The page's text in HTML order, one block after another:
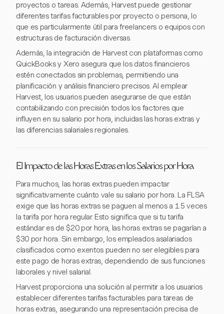
proyectos o tareas. Además, Harvest puede gestionar
diferentes tarifas facturables por proyecto o persona, lo
que es particularmente útil para freelancers o equipos con
estructuras de facturación diversas.
Además, la integración de Harvest con plataformas como
QuickBooks y Xero asegura que los datos financieros
estén conectados sin problemas, permitiendo una
planificación y análisis financiero precisos. Al emplear
Harvest, los usuarios pueden asegurarse de que están
contabilizando con precisión todos los factores que
influyen en su salario por hora, incluidas las horas extras y
las diferencias salariales regionales.
El Impacto de las Horas Extras en los Salarios por Hora
Para muchos, las horas extras pueden impactar
significativamente cuánto vale su salario por hora. La FLSA
exige que las horas extras se paguen al menos a 1.5 veces
la tarifa por hora regular. Esto significa que si tu tarifa
estándar es de $20 por hora, las horas extras se pagarían a
$30 por hora. Sin embargo, los empleados asalariados
clasificados como exentos pueden no ser elegibles para
este pago de horas extras, dependiendo de sus funciones
laborales y nivel salarial.
Harvest proporciona una solución al permitir a los usuarios
establecer diferentes tarifas facturables para tareas de
horas extras, asegurando una representación precisa de